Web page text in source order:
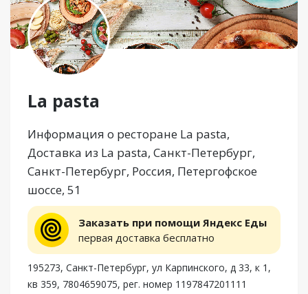
La pasta
Информация о ресторане La pasta,
Доставка из La pasta, Санкт-Петербург,
Санкт-Петербург, Россия, Петергофское
шоссе, 51
Заказать при помощи Яндекс Еды
первая доставка бесплатно
195273, Санкт-Петербург, ул Карпинского, д 33, к 1,
кв 359, 7804659075, рег. номер 1197847201111